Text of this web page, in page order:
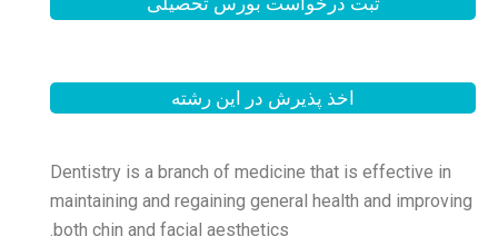
Dentistry is a branch of
maintaining and regaining